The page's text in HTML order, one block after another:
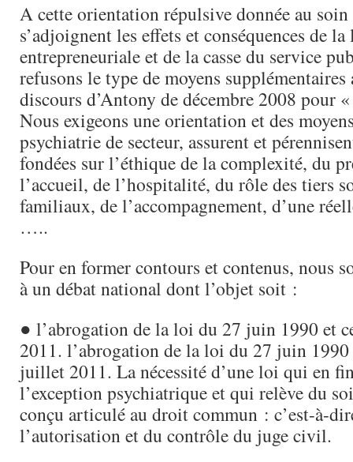
A cette orientation répulsive donnée au
s’adjoignent les effets et conséquences de
entrepreneuriale et de la casse du service
refusons le type de moyens
discours d’Antony de décembre 2008 pour
Nous exigeons une orientation et des
psychiatrie de secteur, assurent et
fondées sur l’éthique de la complexité, du
l’accueil, de l’hospitalité, du rôle des tiers
familiaux, de l’accompagnement, d’une
…..
Pour en former contours et contenus, nous
à un débat national dont l’objet soit :
● l’abrogation de la loi du 27 juin 1990 et
2011. l’abrogation de la loi du 27 juin
juillet 2011. La nécessité d’une loi qui en
l’exception psychiatrique et qui relève du
conçu articulé au droit commun : c’est-à-
l’autorisation et du contrôle du juge civil.